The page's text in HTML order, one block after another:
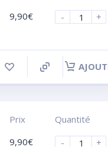
9,90€
-
+
Prix
9,90€
Quantité
-
+